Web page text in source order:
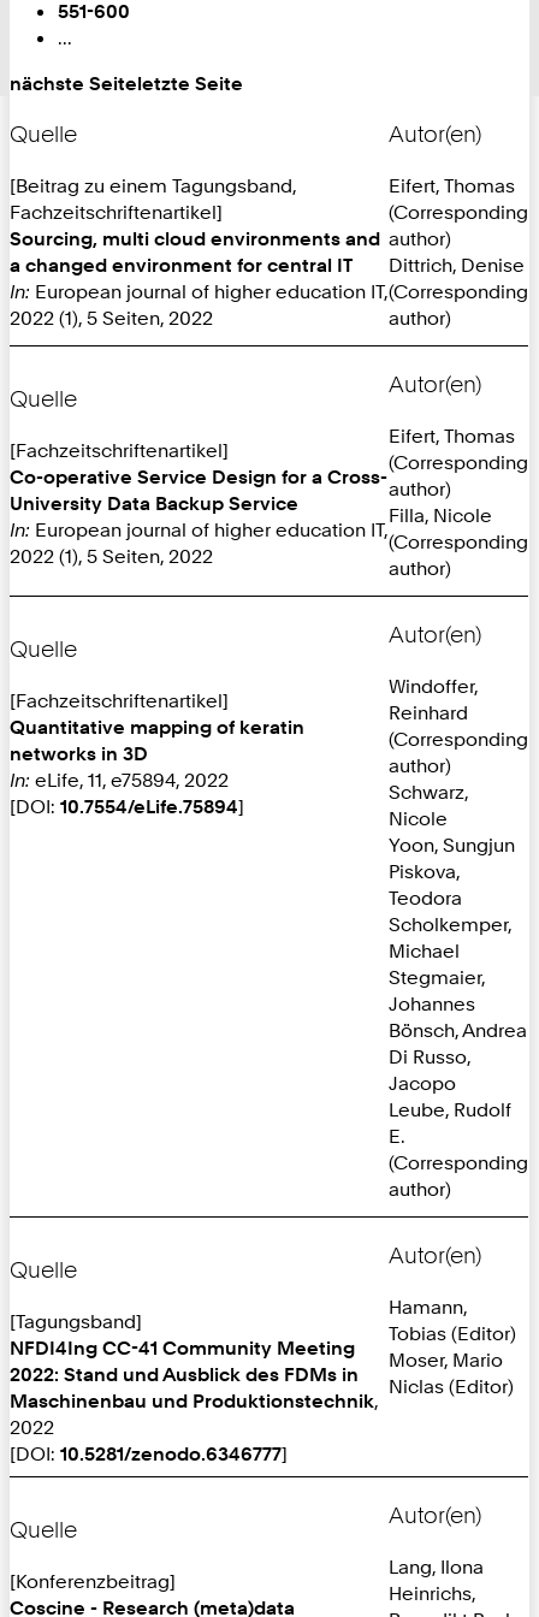
551-600
...
nächste Seiteletzte Seite
Quelle
[Beitrag zu einem Tagungsband,
Fachzeitschriftenartikel]
Sourcing, multi cloud environments and
a changed environment for central IT
In: European journal of higher education IT,
2022 (1), 5 Seiten, 2022
Autor(en)
Eifert, Thomas
(Corresponding
author)
Dittrich, Denise
(Corresponding
author)
Quelle
[Fachzeitschriftenartikel]
Co-operative Service Design for a Cross-
University Data Backup Service
In: European journal of higher education IT,
2022 (1), 5 Seiten, 2022
Autor(en)
Eifert, Thomas
(Corresponding
author)
Filla, Nicole
(Corresponding
author)
Quelle
[Fachzeitschriftenartikel]
Quantitative mapping of keratin
networks in 3D
In: eLife, 11, e75894, 2022
[DOI: 10.7554/eLife.75894]
Autor(en)
Windoffer,
Reinhard
(Corresponding
author)
Schwarz,
Nicole
Yoon, Sungjun
Piskova,
Teodora
Scholkemper,
Michael
Stegmaier,
Johannes
Bönsch, Andrea
Di Russo,
Jacopo
Leube, Rudolf
E.
(Corresponding
author)
Quelle
[Tagungsband]
NFDI4Ing CC-41 Community Meeting
2022: Stand und Ausblick des FDMs in
Maschinenbau und Produktionstechnik,
2022
[DOI: 10.5281/zenodo.6346777]
Autor(en)
Hamann,
Tobias (Editor)
Moser, Mario
Niclas (Editor)
Quelle
[Konferenzbeitrag]
Coscine - Research (meta)data
Autor(en)
Lang, Ilona
Heinrichs,